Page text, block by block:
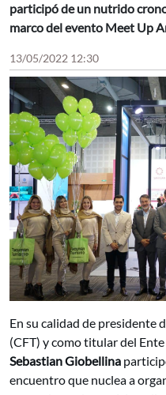
participó de un nutrido
marco del evento Meet Up
13/05/2022 12:30
En su calidad de presidente
(CFT) y como titular del Ente
Sebastian Giobellina
encuentro que nuclea a